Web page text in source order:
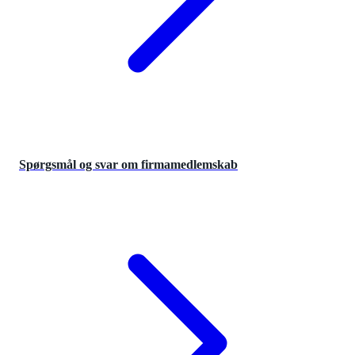
Spørgsmål og svar om firmamedlemskab